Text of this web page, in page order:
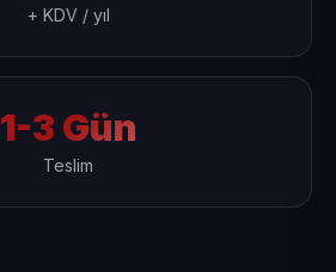
+ KDV / yıl
1-3 Gün
Teslim